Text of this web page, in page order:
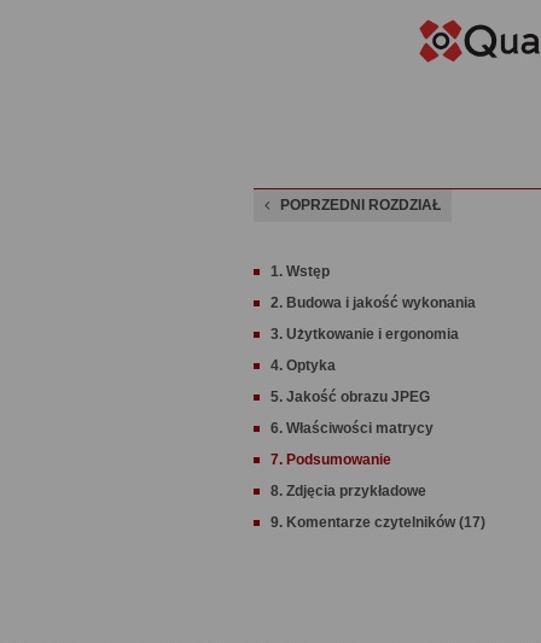
POPRZEDNI ROZDZIAŁ
1. Wstęp
2. Budowa i jakość wykonania
3. Użytkowanie i ergonomia
4. Optyka
5. Jakość obrazu JPEG
6. Właściwości matrycy
7. Podsumowanie
8. Zdjęcia przykładowe
9. Komentarze czytelników (17)